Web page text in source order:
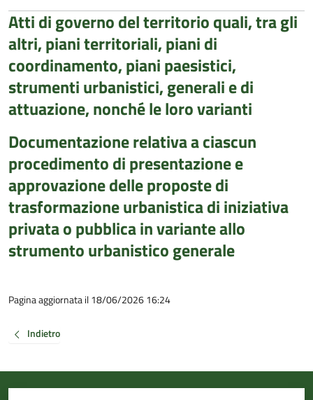
Atti di governo del territorio quali, tra gli
altri, piani territoriali, piani di
coordinamento, piani paesistici,
strumenti urbanistici, generali e di
attuazione, nonché le loro varianti
Documentazione relativa a ciascun
procedimento di presentazione e
approvazione delle proposte di
trasformazione urbanistica di iniziativa
privata o pubblica in variante allo
strumento urbanistico generale
Pagina aggiornata il 18/06/2026 16:24
Indietro